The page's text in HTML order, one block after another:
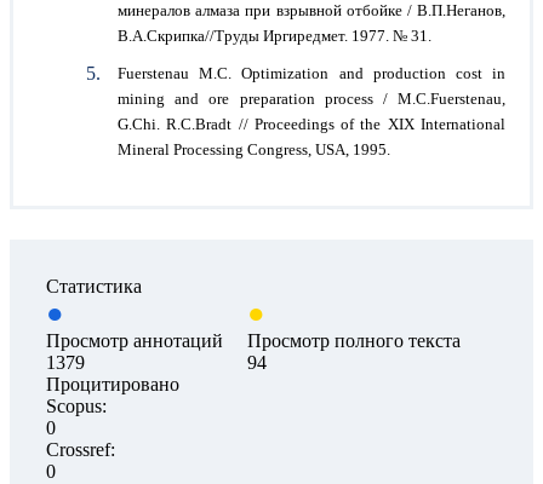
минералов алмаза при взрывной отбойке / В.П.Неганов,
В.А.Скрипка//Труды Иргиредмет. 1977. № 31.
Fuerstenau М.С. Optimization and production cost in
mining and ore preparation process / M.C.Fuerstenau,
G.Chi. R.C.Bradt // Proceedings of the XIX International
Mineral Processing Congress, USA, 1995.
Статистика
Просмотр аннотаций
1379
Просмотр полного текста
94
Процитировано
Scopus:
0
Crossref:
0